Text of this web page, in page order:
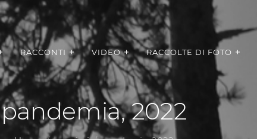
RACCONTI VIDEO RACCOLTE DI FOTO
pandemia, 2022